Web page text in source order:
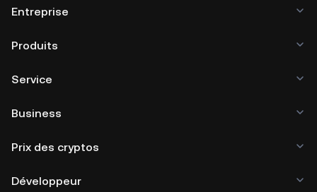
Entreprise
Produits
Service
Business
Prix des cryptos
Développeur